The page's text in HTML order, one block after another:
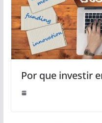
Por que investir